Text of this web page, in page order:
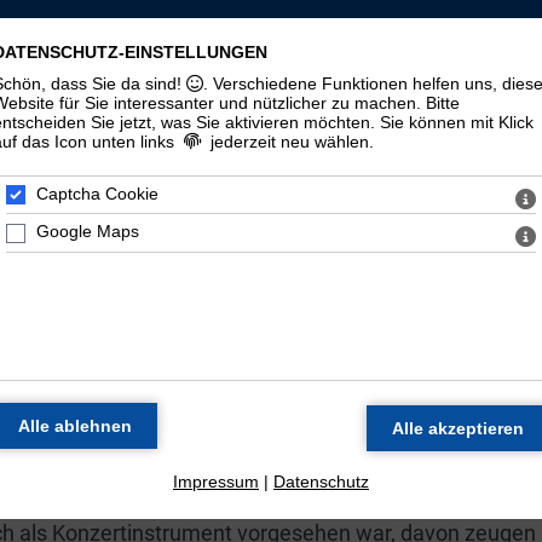
ST. MAURITIUS ZU HALLE
Veranstaltungen Materialien Halloren
Geschichte
ORGEL DER
Wilhelm Sauer in Frankfurt (Oder) als Opus 1307
Orgelbaus dar.
Günther Ramin galt das Instrument
Neben dem Einsatz des Instruments in den
statt.
als Konzertinstrument vorgesehen war, davon zeugen
EINSTELLUNGEN
dass Sie da sind!
. Verschiedene Funktionen helfen uns, diese
für Sie interessanter und nützlicher zu machen.
Bitte
Sie jetzt, was Sie aktivieren möchten. Sie können mit Klick
das Icon unten links
jederzeit neu wählen.
Captcha Cookie
Google Maps
Impressum | Datenschutz